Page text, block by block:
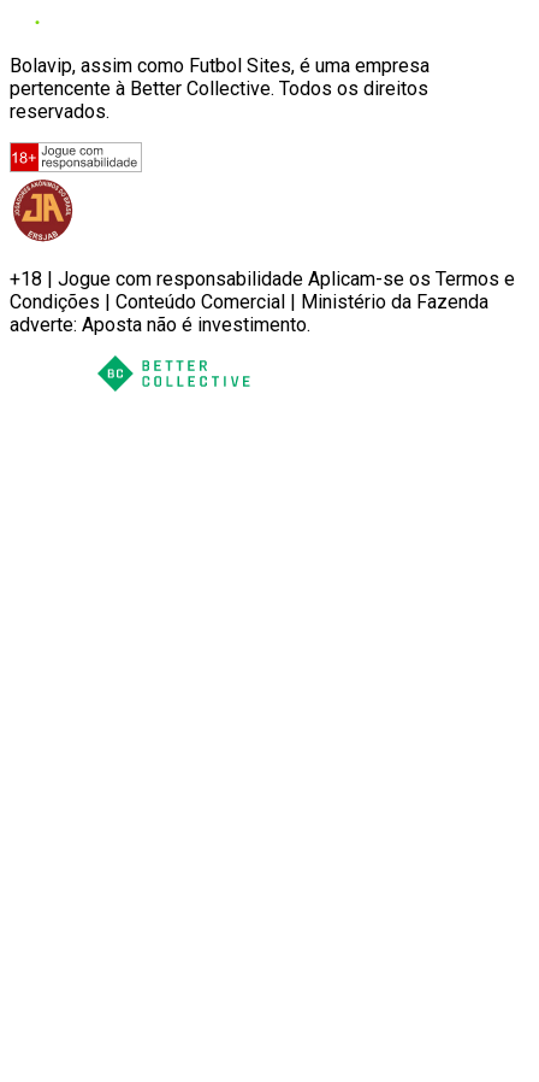
Bolavip, assim como Futbol Sites, é uma empresa
pertencente à Better Collective. Todos os direitos
reservados.
+18 | Jogue com responsabilidade Aplicam-se os Termos e
Condições | Conteúdo Comercial | Ministério da Fazenda
adverte: Aposta não é investimento.